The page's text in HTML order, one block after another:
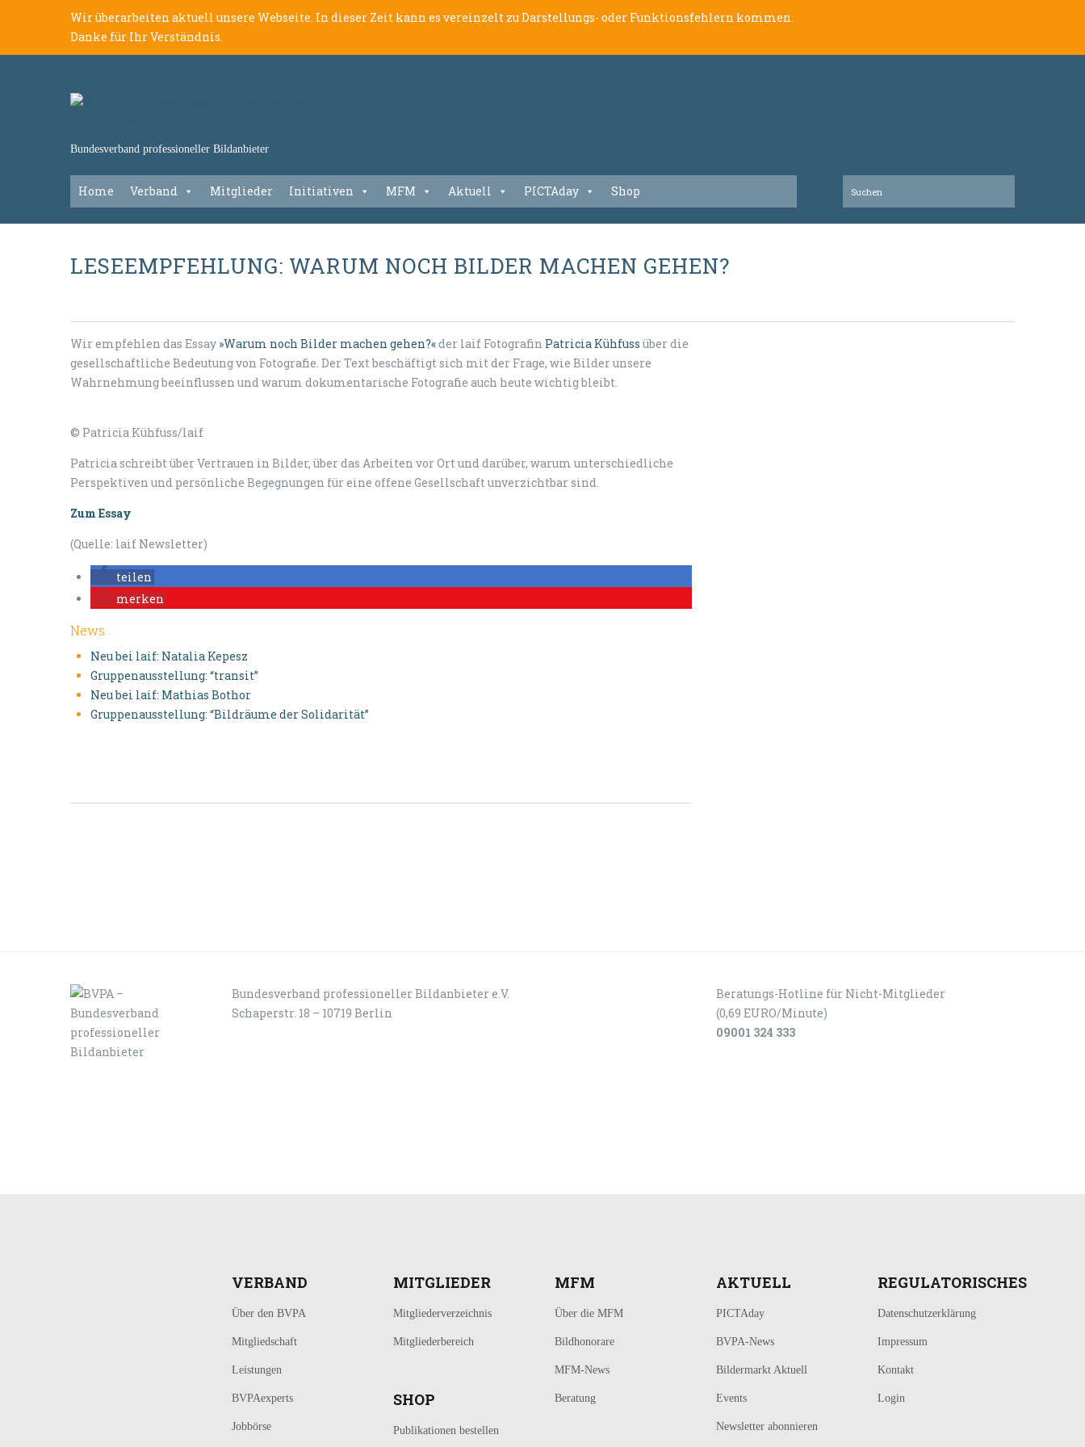
Wir überarbeiten aktuell unsere Webseite. In dieser Zeit kann es vereinzelt zu Darstellungs- oder Funktionsfehlern kommen.
Danke für Ihr Verständnis.
Bundesverband professioneller Bildanbieter
Home Verband Mitglieder Initiativen MFM Aktuell PICTAday Shop
LESEEMPFEHLUNG: WARUM NOCH BILDER MACHEN GEHEN?
Wir empfehlen das Essay »Warum noch Bilder machen gehen?«der laif Fotografin Patricia Kühfuss über die
gesellschaftliche Bedeutung von Fotografie. Der Text beschäftigt sich mit der Frage, wie Bilder unsere
Wahrnehmung beeinflussen und warum dokumentarische Fotografie auch heute wichtig bleibt.
© Patricia Kühfuss/laif
Patricia schreibt über Vertrauen in Bilder, über das Arbeiten vor Ort und darüber, warum unterschiedliche
Perspektiven und persönliche Begegnungen für eine offene Gesellschaft unverzichtbar sind.
Zum Essay
(Quelle: laif Newsletter)
teilen
merken
News
Neu bei laif: Natalia Kepesz
Gruppenausstellung: “transit”
Neu bei laif: Mathias Bothor
Gruppenausstellung: “Bildräume der Solidarität”
Bundesverband professioneller Bildanbieter e.V.
Schaperstr. 18 – 10719 Berlin
Beratungs-Hotline für Nicht-Mitglieder
(0,69 EURO/Minute)
09001 324 333
VERBAND
Über den BVPA
Mitgliedschaft
Leistungen
BVPAexperts
Jobbörse
MITGLIEDER
Mitgliederverzeichnis
Mitgliederbereich
SHOP
Publikationen bestellen
MFM
Über die MFM
Bildhonorare
MFM-News
Beratung
AKTUELL
PICTAday
BVPA-News
Bildermarkt Aktuell
Events
Newsletter abonnieren
REGULATORISCHES
Datenschutzerklärung
Impressum
Kontakt
Login